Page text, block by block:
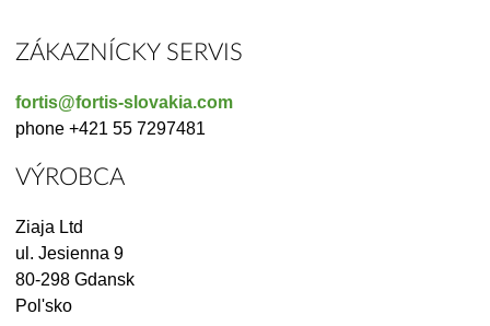
ZÁKAZNÍCKY SERVIS
fortis@fortis-slovakia.com
phone +421 55 7297481
VÝROBCA
Ziaja Ltd
ul. Jesienna 9
80-298 Gdansk
Pol'sko